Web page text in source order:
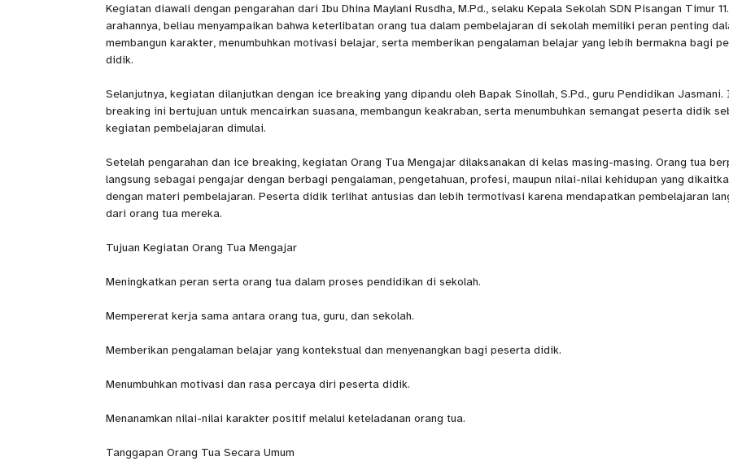
Kegiatan diawali dengan pengarahan dari Ibu Dhina Maylani Rusdha, M.Pd., selaku Kepala Sekolah SDN Pisangan Timur
arahannya, beliau menyampaikan bahwa keterlibatan orang tua dalam pembelajaran di sekolah memiliki peran penting
membangun karakter, menumbuhkan motivasi belajar, serta memberikan pengalaman belajar yang lebih bermakna bagi
didik.
Selanjutnya, kegiatan dilanjutkan dengan ice breaking yang dipandu oleh Bapak Sinollah, S.Pd., guru Pendidikan Jasmani.
breaking ini bertujuan untuk mencairkan suasana, membangun keakraban, serta menumbuhkan semangat peserta didik
kegiatan pembelajaran dimulai.
Setelah pengarahan dan ice breaking, kegiatan Orang Tua Mengajar dilaksanakan di kelas masing-masing. Orang tua
langsung sebagai pengajar dengan berbagi pengalaman, pengetahuan, profesi, maupun nilai-nilai kehidupan yang
dengan materi pembelajaran. Peserta didik terlihat antusias dan lebih termotivasi karena mendapatkan pembelajaran
dari orang tua mereka.
Tujuan Kegiatan Orang Tua Mengajar
Meningkatkan peran serta orang tua dalam proses pendidikan di sekolah.
Mempererat kerja sama antara orang tua, guru, dan sekolah.
Memberikan pengalaman belajar yang kontekstual dan menyenangkan bagi peserta didik.
Menumbuhkan motivasi dan rasa percaya diri peserta didik.
Menanamkan nilai-nilai karakter positif melalui keteladanan orang tua.
Tanggapan Orang Tua Secara Umum